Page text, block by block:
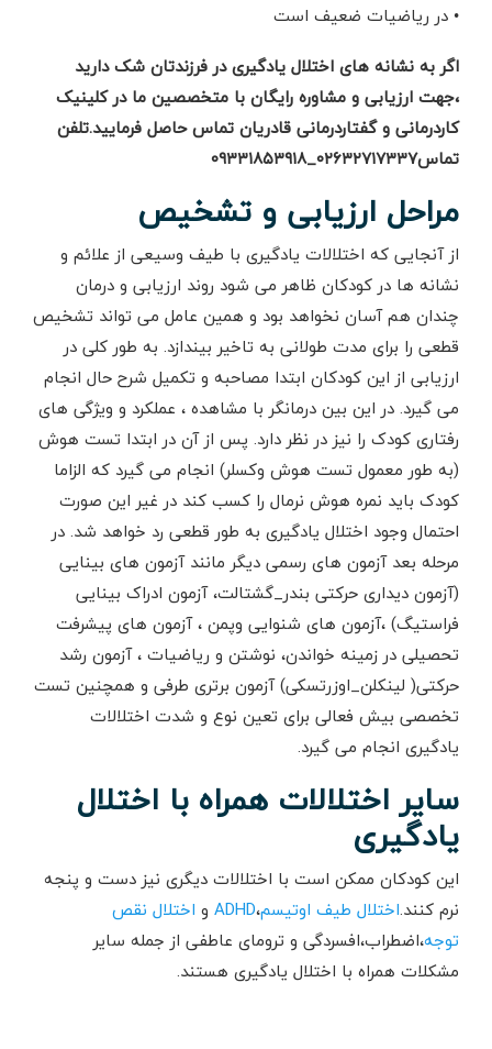
• در ریاضیات ضعیف است
اگر به نشانه های اختلال یادگیری در فرزندتان شک دارید
،جهت ارزیابی و مشاوره رایگان با متخصصین ما در کلینیک
کاردرمانی و گفتاردرمانی قادریان تماس حاصل فرمایید.تلفن
تماس۰۲۶۳۲۷۱۷۳۳۷_۰۹۳۳۱۸۵۳۹۱۸
مراحل ارزیابی و تشخیص
از آنجایی که اختلالات یادگیری با طیف وسیعی از علائم و
نشانه ها در کودکان ظاهر می شود روند ارزیابی و درمان
چندان هم آسان نخواهد بود و همین عامل می تواند تشخیص
قطعی را برای مدت طولانی به تاخیر بیندازد. به طور کلی در
ارزیابی از این کودکان ابتدا مصاحبه و تکمیل شرح حال انجام
می گیرد. در این بین درمانگر با مشاهده ، عملکرد و ویژگی های
رفتاری کودک را نیز در نظر دارد. پس از آن در ابتدا تست هوش
(به طور معمول تست هوش وکسلر) انجام می گیرد که الزاما
کودک باید نمره هوش نرمال را کسب کند در غیر این صورت
احتمال وجود اختلال یادگیری به طور قطعی رد خواهد شد. در
مرحله بعد آزمون های رسمی دیگر مانند آزمون های بینایی
(آزمون دیداری حرکتی بندر_گشتالت، آزمون ادراک بینایی
فراستیگ) ،آزمون های شنوایی وپمن ، آزمون های پیشرفت
تحصیلی در زمینه خواندن، نوشتن و ریاضیات ، آزمون رشد
حرکتی( لینکلن_اوزرتسکی) آزمون برتری طرفی و همچنین تست
تخصصی بیش فعالی برای تعین نوع و شدت اختلالات
یادگیری انجام می گیرد.
سایر اختلالات همراه با اختلال
یادگیری
این کودکان ممکن است با اختلالات دیگری نیز دست و پنجه
نرم کنند.اختلال طیف اوتیسم،ADHD و اختلال نقص
توجه،اضطراب،افسردگی و ترومای عاطفی از جمله سایر
مشکلات همراه با اختلال یادگیری هستند.